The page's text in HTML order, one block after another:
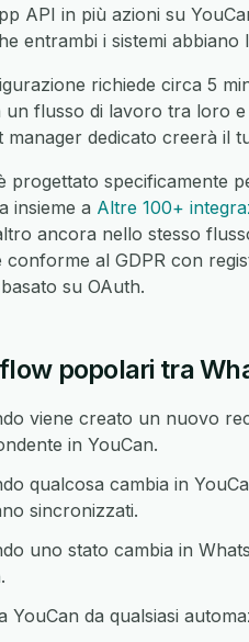
API in più azioni su
entrambi i sistemi abbiano
richiede circa 5
un flusso di lavoro tra loro
manager dedicato creerà il
progettato specificamente
insieme a Altre 100+
ancora nello stesso
conforme al GDPR con
su OAuth.
popolari tra
viene creato un nuovo
in YouCan.
qualcosa cambia in
sincronizzati.
uno stato cambia in
YouCan da qualsiasi